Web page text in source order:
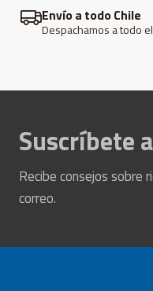
Envío a todo Chile
Despachamos a todo
Suscríbete
Recibe consejos sobre
correo.